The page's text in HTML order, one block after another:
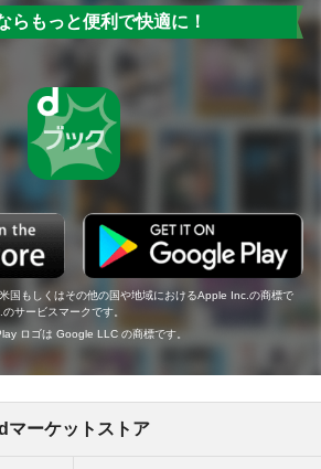
らもっと便利で快適に！
国もしくはその他の国や地域におけるApple Inc.の商標で
サービスマークです。
ロゴは Google LLC の商標です。
マーケットストア